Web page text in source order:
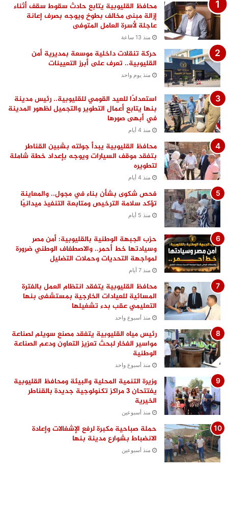
محافظ القليوبية يتابع حادث سقوط سقف أثناء
إزالة مبنى مخالف بطوخ ويوجه بصرف إعانة
عاجلة لأسرة العامل المتوفى
منذ 13 ساعة
حركة تنقلات داخلية موسعة بمديرية أمن
القليوبية.. تعرف على أبرز التعيينات
منذ يوم واحد
استعدادًا للعيد القومي للقليوبية.. رئيس مدينة
بنها يتابع أعمال التطوير والتجميل لظهور المدينة
في أبهى صورها
منذ 4 أيام
محافظ القليوبية يبدأ جولته بشبين القناطر
بتفقد موقف السيارات ويوجه بإعداد خطة شاملة
لتطويره
منذ 4 أيام
فحص شكوى بشأن بناء في مجول.. والمعاينة
تؤكد سلامة الترخيص ومتابعة التنفيذ ميدانيًا
منذ 5 أيام
حزب الجبهة الوطنية بالقليوبية: أمن مصر
وسيادتها خط أحمر.. والاصطفاف الوطني ضرورة
لمواجهة التحديات وحملات التضليل
منذ 7 أيام
محافظ القليوبية يتفقد انتظام العمل بالفترة
المسائية للعيادات الخارجية بمستشفى بنها
التعليمي عقب بدء تشغيلها
منذ أسبوع واحد
رئيس مياه القليوبية يتفقد مصنع سويلم لصناعة
مواسير الفخار لبحث تعزيز التعاون ودعم الصناعة
الوطنية
منذ أسبوع واحد
وزيرة التنمية المحلية والبيئة ومحافظ القليوبية
يفتتحان 3 مراكز تكنولوجية جديدة بالقناطر
الخيرية
منذ أسبوعين
حملة صباحية مكبرة لرفع الإشغالات وإعادة
الانضباط بشوارع مدينة بنها
منذ أسبوعين